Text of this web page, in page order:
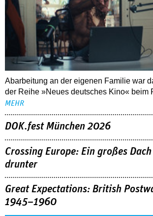
Abarbeitung an der eigenen Familie war
der Reihe »Neues deutsches Kino« beim
MEHR
DOK.fest München 2026
Crossing Europe: Ein großes
drunter
Great Expectations: British
1945–1960